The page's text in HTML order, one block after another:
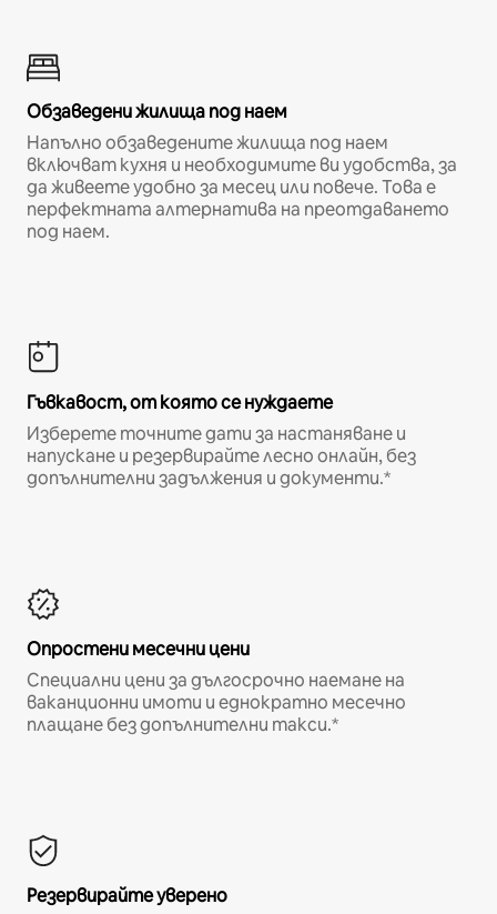
Обзаведени жилища под наем
Напълно обзаведените жилища под наем
включват кухня и необходимите ви удобства, за
да живеете удобно за месец или повече. Това е
перфектната алтернатива на преотдаването
под наем.
Гъвкавост, от която се нуждаете
Изберете точните дати за настаняване и
напускане и резервирайте лесно онлайн, без
допълнителни задължения и документи.*
Опростени месечни цени
Специални цени за дългосрочно наемане на
ваканционни имоти и еднократно месечно
плащане без допълнителни такси.*
Резервирайте уверено